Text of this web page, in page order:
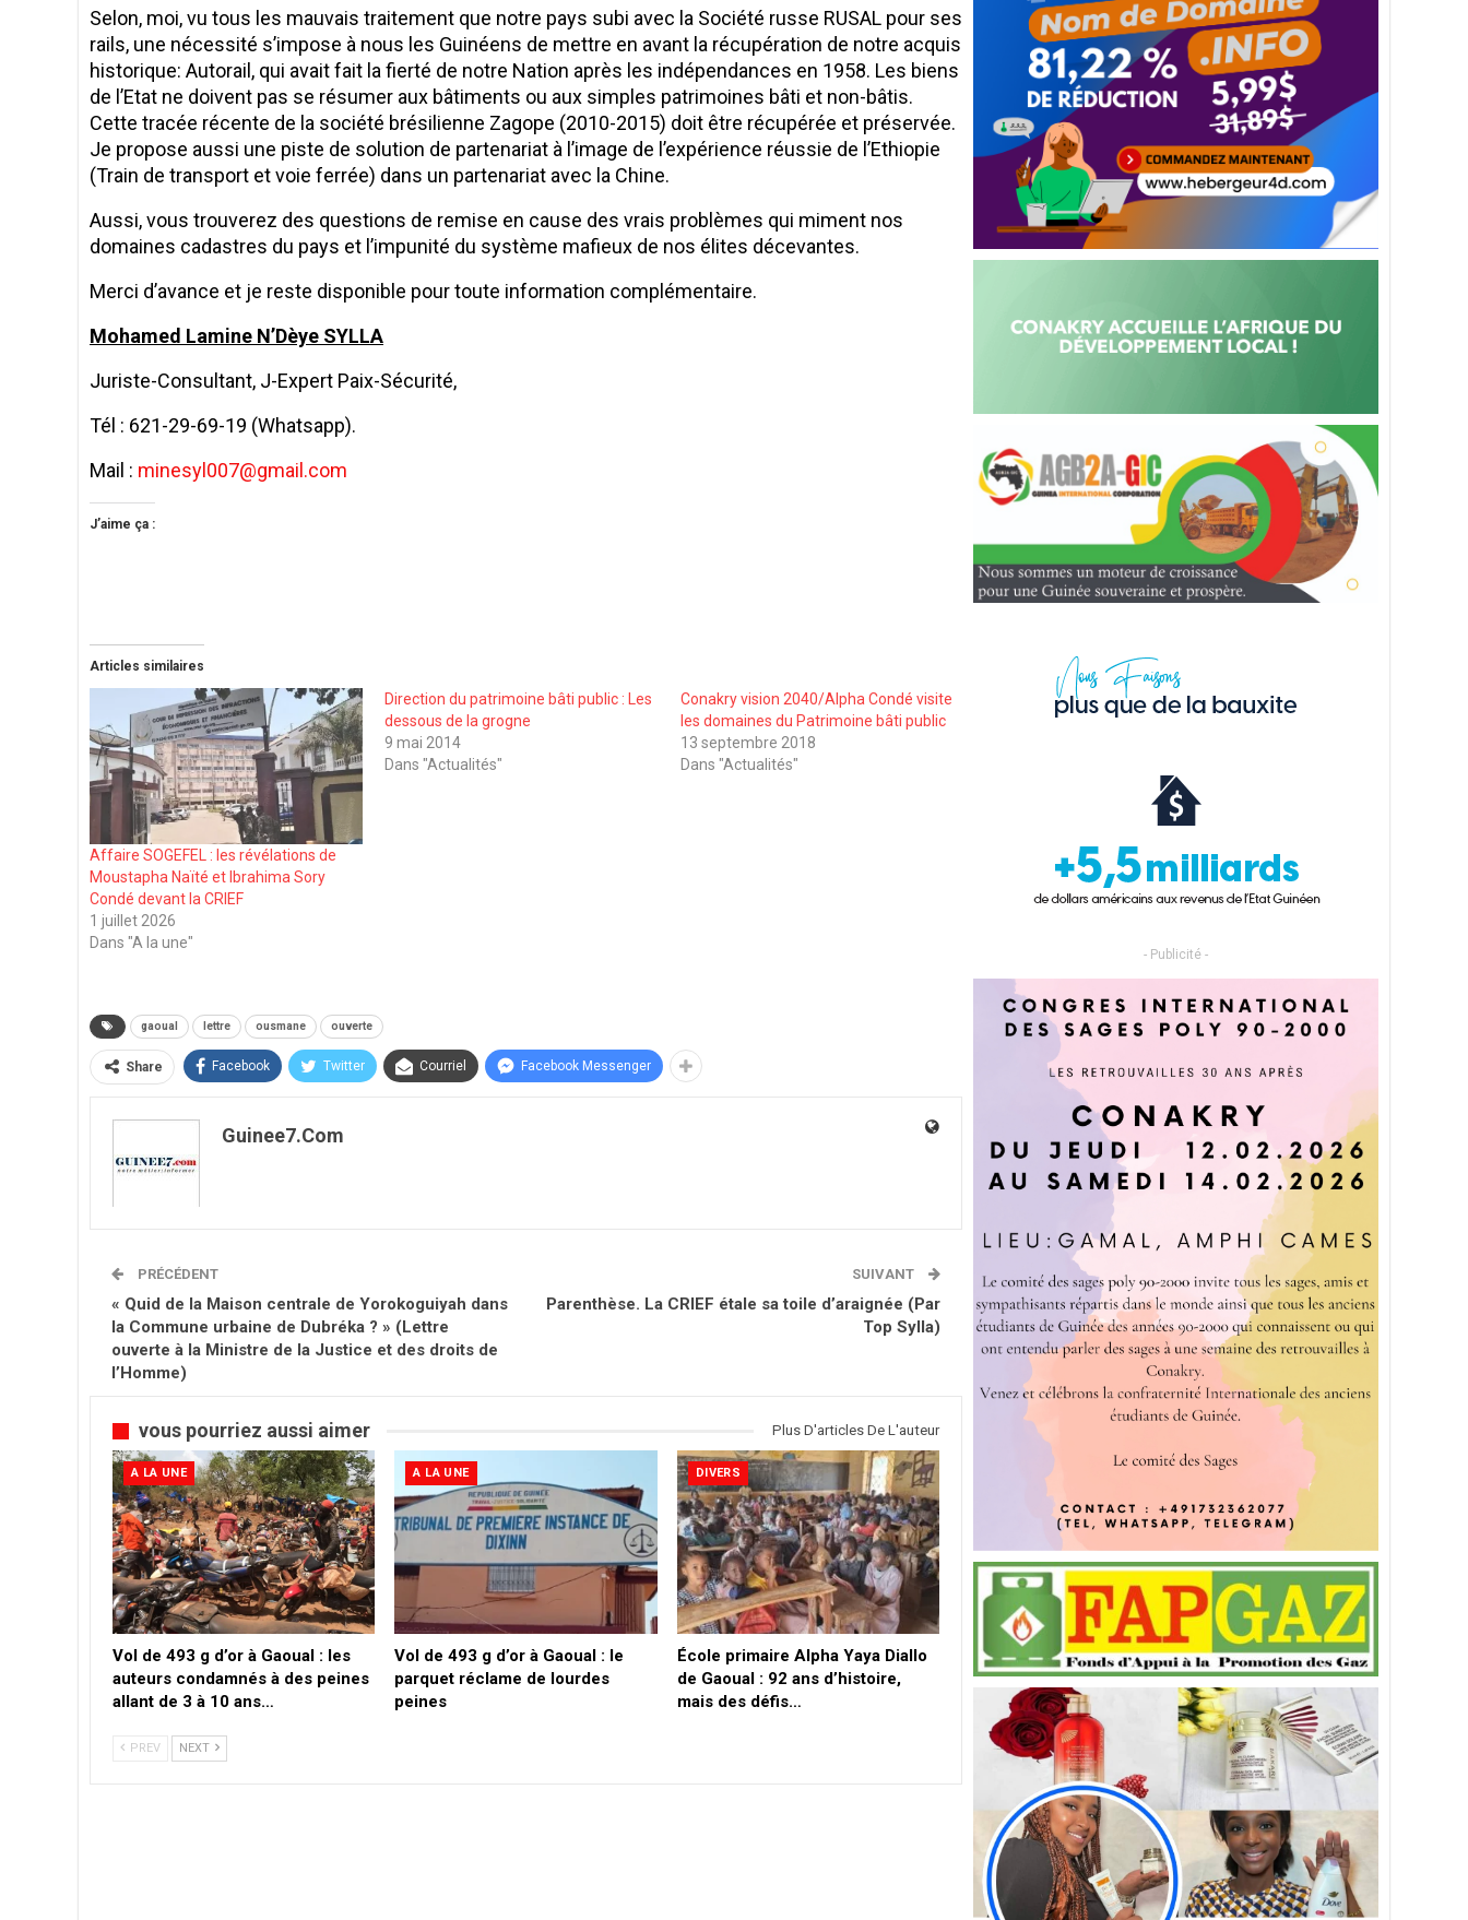
Selon, moi, vu tous les mauvais traitement que notre pays subi avec la Société russe RUSAL pour ses
rails, une nécessité s’impose à nous les Guinéens de mettre en avant la récupération de notre acquis
historique: Autorail, qui avait fait la fierté de notre Nation après les indépendances en 1958. Les biens
de l’Etat ne doivent pas se résumer aux bâtiments ou aux simples patrimoines bâti et non-bâtis.
Cette tracée récente de la société brésilienne Zagope (2010-2015) doit être récupérée et préservée.
Je propose aussi une piste de solution de partenariat à l’image de l’expérience réussie de l’Ethiopie
(Train de transport et voie ferrée) dans un partenariat avec la Chine.
Aussi, vous trouverez des questions de remise en cause des vrais problèmes qui miment nos
domaines cadastres du pays et l’impunité du système mafieux de nos élites décevantes.
Merci d’avance et je reste disponible pour toute information complémentaire.
Mohamed Lamine N’Dèye SYLLA
Juriste-Consultant, J-Expert Paix-Sécurité,
Tél : 621-29-69-19 (Whatsapp).
Mail : minesyl007@gmail.com
J’aime ça :
Articles similaires
Affaire SOGEFEL : les révélations de
Moustapha Naïté et Ibrahima Sory
Condé devant la CRIEF
1 juillet 2026
Dans "A la une"
Direction du patrimoine bâti public : Les
dessous de la grogne
9 mai 2014
Dans "Actualités"
Conakry vision 2040/Alpha Condé visite
les domaines du Patrimoine bâti public
13 septembre 2018
Dans "Actualités"
gaoual lettre ousmane ouverte
Share Facebook Twitter Courriel Facebook Messenger
Guinee7.com
PRÉCÉDENT
« Quid de la Maison centrale de Yorokoguiyah dans
la Commune urbaine de Dubréka ? » (Lettre
ouverte à la Ministre de la Justice et des droits de
l’Homme)
SUIVANT
Parenthèse. La CRIEF étale sa toile d’araignée (Par
Top Sylla)
vous pourriez aussi aimer Plus D'articles De L'auteur
A LA UNE
Vol de 493 g d’or à Gaoual : les
auteurs condamnés à des peines
allant de 3 à 10 ans…
A LA UNE
Vol de 493 g d’or à Gaoual : le
parquet réclame de lourdes
peines
DIVERS
École primaire Alpha Yaya Diallo
de Gaoual : 92 ans d’histoire,
mais des défis…
PREV NEXT
- Publicité -